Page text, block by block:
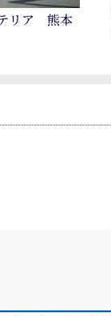
リア 熊本